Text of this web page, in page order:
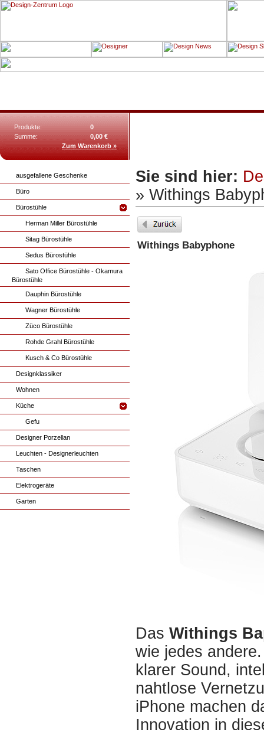
Produkte:
0
Summe:
0,00 €
Zum Warenkorb »
ausgefallene Geschenke
Büro
Bürostühle
Herman Miller Bürostühle
Sitag Bürostühle
Sedus Bürostühle
Sato Office Bürostühle - Okamura
Bürostühle
Dauphin Bürostühle
Wagner Bürostühle
Züco Bürostühle
Rohde Grahl Bürostühle
Kusch & Co Bürostühle
Designklassiker
Wohnen
Küche
Gefu
Designer Porzellan
Leuchten - Designerleuchten
Taschen
Elektrogeräte
Garten
Sie sind hier:
» Withings
Withings Babyphone
Das Withings
wie jedes
klarer Sound,
nahtlose
iPhone machen
Innovation in